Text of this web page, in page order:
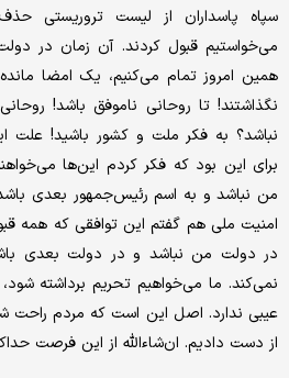
سپاه پاسداران از لیست تروریستی
می‌خواستیم قبول کردند. آن زمان در
همین امروز تمام می‌کنیم، یک امضا
نگذاشتند! تا روحانی ناموفق باشد!
نباشد؟ به فکر ملت و کشور باشید! علت
برای این بود که فکر کردم این‌ها
من نباشد و به اسم رئیس‌جمهور بعدی
امنیت ملی هم گفتم این توافقی که همه
در دولت من نباشد و در دولت بعدی
نمی‌کند. ما می‌خواهیم تحریم برداشته
عیبی ندارد. اصل این است که مردم راحت
از دست دادیم. ان‌شاءالله از این فرصت